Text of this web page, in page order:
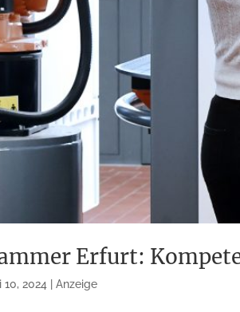
Erfurt:
10, 2024 |Anzeige